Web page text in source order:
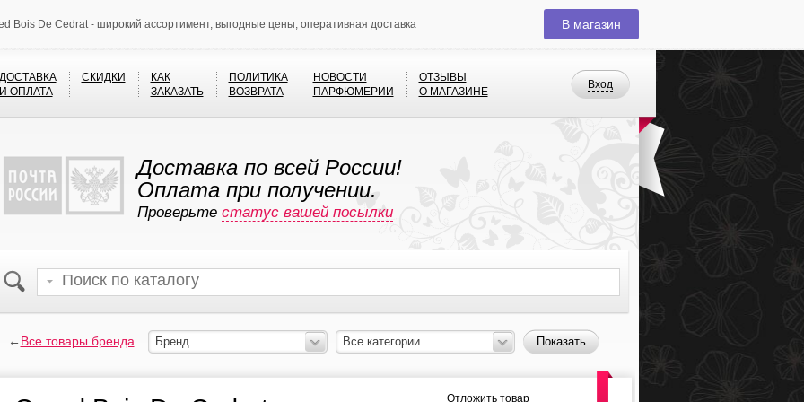
Bois De Cedrat - широкий ассортимент, выгодные цены, оперативная доставка В магазин
Вход
ОПЛАТА
СКИДКИ
КАК
ЗАКАЗАТЬ
ПОЛИТИКА
ВОЗВРАТА
НОВОСТИ
ПАРФЮМЕРИИ
ОТЗЫВЫ
О МАГАЗИНЕ
Доставка по всей России!
Оплата при получении.
Проверьте статус вашей посылки
←Все товары бренда Бренд Все категории Показать
Отложить товар